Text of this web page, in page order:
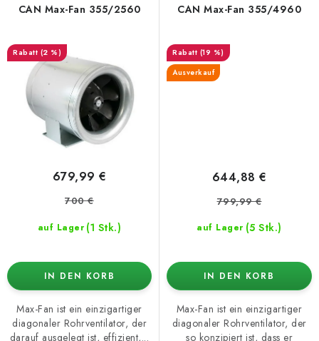
CAN Max-Fan 355/2560
(2 %)
auf Lager (1 Stk.)
679,99 €
700 €
IN DEN KORB
Max-Fan ist ein einzigartiger
diagonaler Rohrventilator, der
darauf ausgelegt ist, effizient,...
CAN Max-Fan 355/4960
(19 %)
Ausverkauf
auf Lager (5 Stk.)
644,88 €
799,99 €
IN DEN KORB
Max-Fan ist ein einzigartiger
diagonaler Rohrventilator, der
so konzipiert ist, dass er